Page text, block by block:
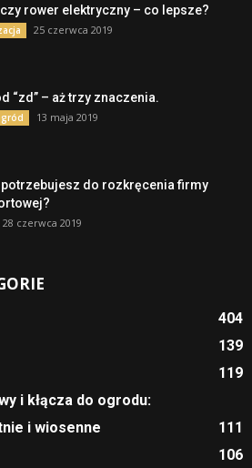
rower elektryczny – co lepsze?
25 czerwca 2019
“zd” – aż trzy znaczenia.
13 maja 2019
potrzebujesz do rozkręcenia firmy
28 czerwca 2019
404
139
119
i kłącza do ogrodu:
i wiosenne
111
106